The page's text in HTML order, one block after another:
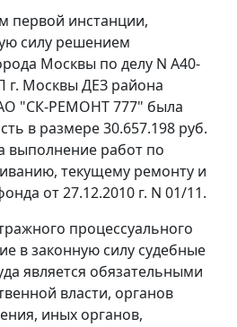
первой инстанции,
силу решением
Москвы по делу N А40-
г. Москвы ДЕЗ района
"СК-РЕМОНТ 777" была
в размере 30.657.198 руб.
выполнение работ по
текущему ремонту и
от 27.12.2010 г. N 01/11.
процессуального
в законную силу судебные
является обязательными
власти, органов
иных органов,